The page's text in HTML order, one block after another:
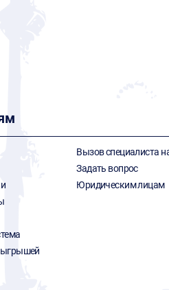
Вызов специалиста
Задать вопрос
Юридическим лицам